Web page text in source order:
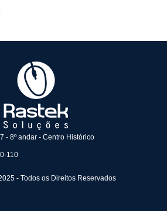
- 8º andar - Centro Histórico
110
- Todos os Direitos Reservados